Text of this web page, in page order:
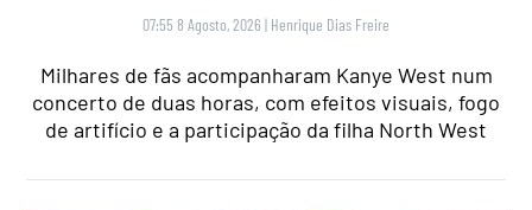
07:55 8 Agosto, 2026 | Henrique Dias Freire
Milhares de fãs acompanharam Kanye West num
concerto de duas horas, com efeitos visuais, fogo
de artifício e a participação da filha North West